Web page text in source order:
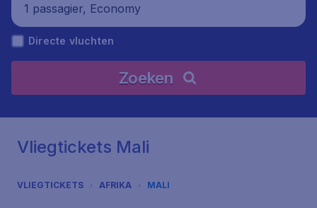
1 passagier, Economy
Directe vluchten
Zoeken
Vliegtickets Mali
VLIEGTICKETS AFRIKA MALI